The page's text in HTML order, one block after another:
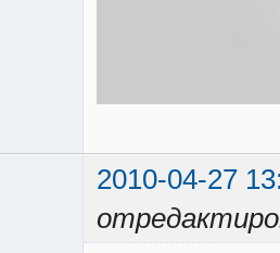
2010-04-27